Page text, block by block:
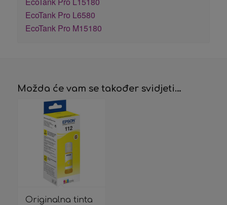
EcoTank Pro L6580
EcoTank Pro M15180
Možda će vam se također svidjeti…
Originalna tinta